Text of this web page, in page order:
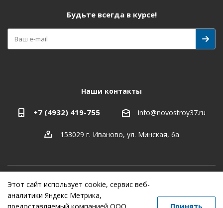
Будьте всегда в курсе!
Наши контакты
+7 (4932) 419-755 info@novostroy37.ru
153029 г. Иваново, ул. Минская, 6а
-разработка,продвижение сайта
Этот сайт использует cookie, сервис веб-
аналитики Яндекс Метрика,